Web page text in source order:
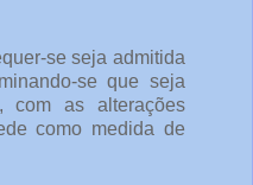
se seja admitida
se que seja
com as alterações
como medida de